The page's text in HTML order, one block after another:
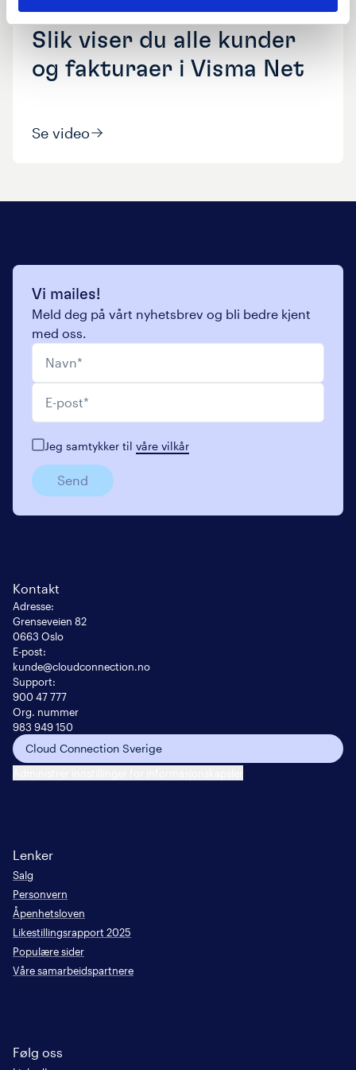
Slik viser du alle kunder
og fakturaer i Visma Net
Se video
Kontakt
Adresse:
Grenseveien 82
0663 Oslo
E-post:
kunde@cloudconnection.no
Support:
900 47 777
Org. nummer
983 949 150
Cloud Connection Sverige
Lenker
Salg
Personvern
Åpenhetsloven
Likestillingsrapport 2025
Populære sider
Våre samarbeidspartnere
Følg oss
Vi mailes!
Meld deg på vårt nyhetsbrev og bli bedre kjent
med oss.
Jeg samtykker tilvåre vilkår
Send